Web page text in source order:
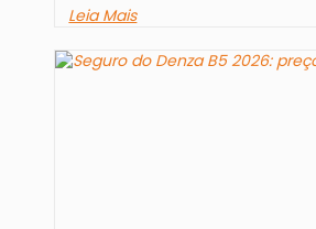
Leia Mais